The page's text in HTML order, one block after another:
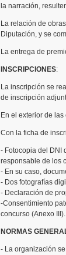
la narración,
La relación de
Diputación, y se
La entrega de
INSCRIPCIONES:
La inscripción se
de inscripción
En el exterior de
Con la ficha de
- Fotocopia del DNI
responsable de los
- En su caso,
- Dos fotografías
- Declaración de
-Consentimiento
concurso (Anexo III).
NORMAS
- La organización